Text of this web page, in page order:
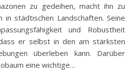
zu gedeihen, macht ihn zu
in städtischen Landschaften. Seine
und Robustheit
er selbst in den am stärksten
überleben kann. Darüber
eine wichtige…